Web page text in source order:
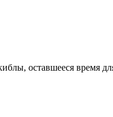
оставшееся время